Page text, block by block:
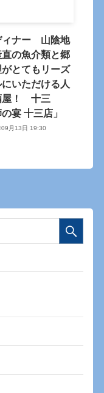
ィナー 山陰地
の魚介類と郷
とてもリーズ
いただける人
屋！ 十三
の宴 十三店」
月13日 19:30